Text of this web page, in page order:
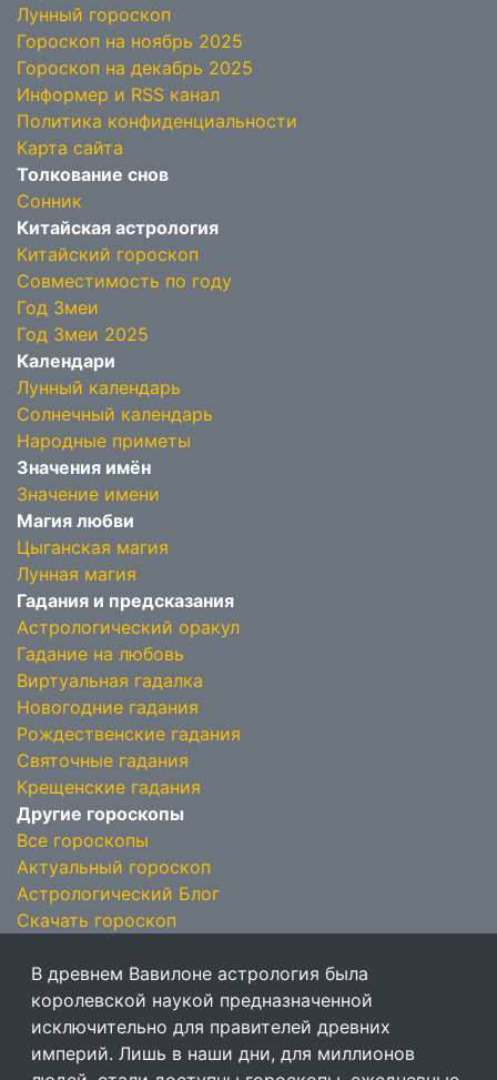
Лунный гороскоп
Гороскоп на ноябрь 2025
Гороскоп на декабрь 2025
Информер и RSS канал
Политика конфиденциальности
Карта сайта
Толкование снов
Сонник
Китайская астрология
Китайский гороскоп
Совместимость по году
Год Змеи
Год Змеи 2025
Календари
Лунный календарь
Солнечный календарь
Народные приметы
Значения имён
Значение имени
Магия любви
Цыганская магия
Лунная магия
Гадания и предсказания
Астрологический оракул
Гадание на любовь
Виртуальная гадалка
Новогодние гадания
Рождественские гадания
Святочные гадания
Крещенские гадания
Другие гороскопы
Все гороскопы
Актуальный гороскоп
Астрологический Блог
Скачать гороскоп
В древнем Вавилоне астрология была
королевской наукой предназначенной
исключительно для правителей древних
империй. Лишь в наши дни, для миллионов